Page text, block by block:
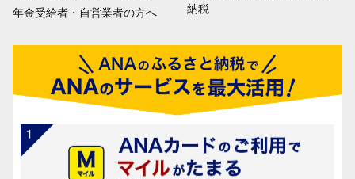
年金受給者・自営業者の方へ
納税